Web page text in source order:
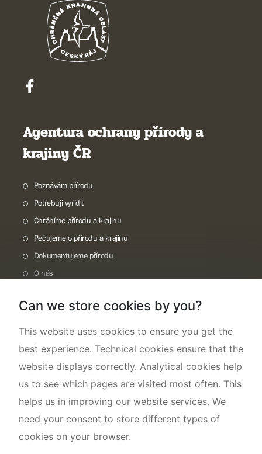
Agentura ochrany přírody a
krajiny ČR
Poznávám přírodu
Potřebuji vyřídit
Chráníme přírodu a krajinu
Pečujeme o přírodu a krajinu
Dokumentujeme přírodu
O nás
Can we store cookies by you?
This website uses cookies to ensure you get the
best experience. Technical cookies ensure that the
website displays correctly. Analytical cookies help
us to see which pages are visited most often. This
helps us in improving our website services. We
need your consent to store different types of
cookies on your browser.